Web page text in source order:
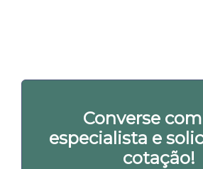
Converse
especialista e
cotação!